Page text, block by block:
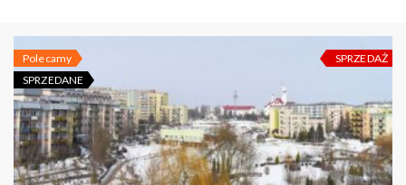
Polecamy
SPRZEDANE
SPRZEDAŻ